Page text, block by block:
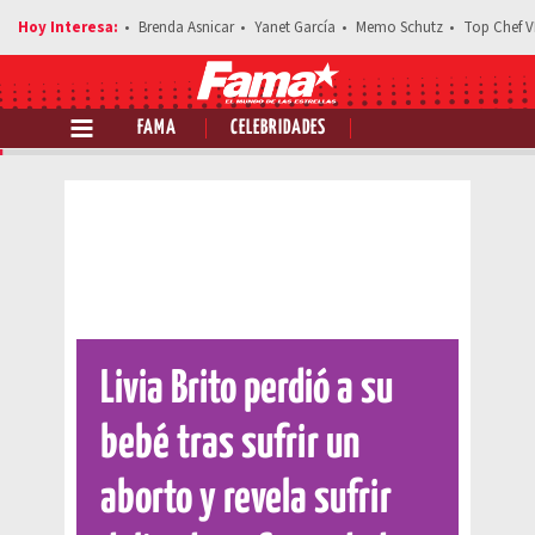
Brenda Asnicar Yanet García Memo Schutz Top Chef
FAMA CELEBRIDADES
Comparte esta noticia
Livia Brito perdió a su
bebé tras sufrir un
aborto y revela sufrir